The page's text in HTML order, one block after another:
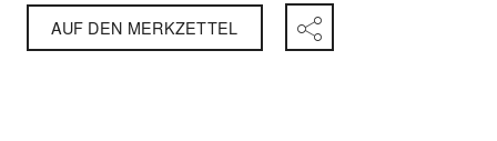
AUF DEN MERKZETTEL